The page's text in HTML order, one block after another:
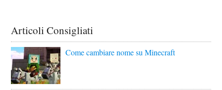
Articoli Consigliati
Come cambiare nome su Minecraft